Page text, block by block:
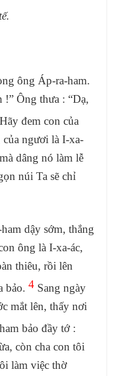
ông Áp-ra-ham.
Ông thưa : “Dạ,
đem con của
ngươi là I-xa-
dâng nó làm lễ
núi Ta sẽ chỉ
dậy sớm, thắng
ông là I-xa-ác,
thiêu, rồi lên
bảo. 4 Sang ngày
mắt lên, thấy nơi
bảo đầy tớ :
còn cha con tôi
làm việc thờ